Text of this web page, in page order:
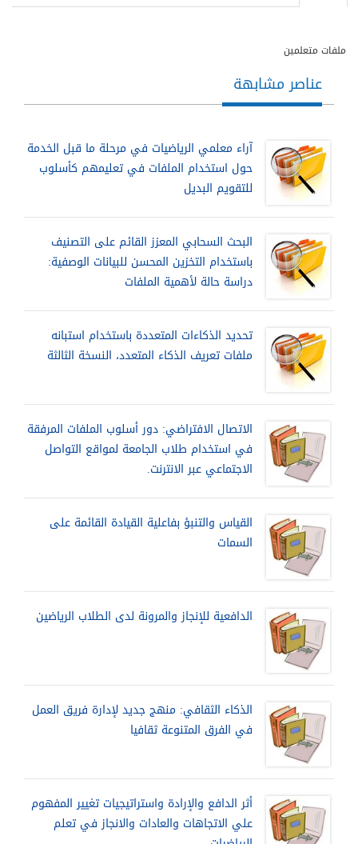
ملفات متعلمين
عناصر مشابهة
آراء معلمي الرياضيات في مرحلة ما قبل الخدمة
حول استخدام الملفات في تعليمهم كأسلوب
للتقويم البديل
البحث السحابي المعزز القائم على التصنيف
باستخدام التخزين المحسن للبيانات الوصفية:
دراسة حالة لأهمية الملفات
تحديد الذكاءات المتعددة باستخدام استبانه
ملفات تعريف الذكاء المتعدد، النسخة الثالثة
الاتصال الافتراضي: دور أسلوب الملفات المرفقة
في استخدام طلاب الجامعة لمواقع التواصل
الاجتماعي عبر الانترنت.
القياس والتنبؤ بفاعلية القيادة القائمة على
السمات
الدافعية للإنجاز والمرونة لدى الطلاب الرياضين
الذكاء الثقافي: منهج جديد لإدارة فريق العمل
في الفرق المتنوعة ثقافيا
أثر الدافع والإرادة واستراتيجيات تغيير المفهوم
علي الاتجاهات والعادات والانجاز في تعلم